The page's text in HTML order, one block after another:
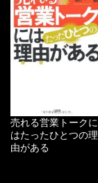
売れる営業トークに
はたったひとつの理
由がある